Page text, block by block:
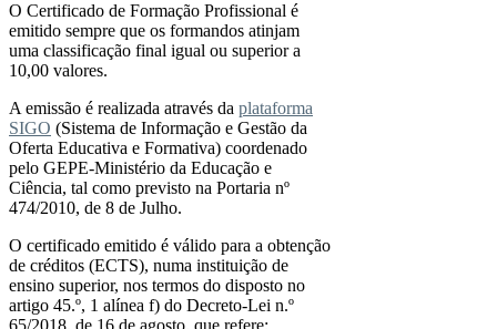
O Certificado de Formação Profissional é
emitido sempre que os formandos atinjam
uma classificação final igual ou superior a
10,00 valores.
A emissão é realizada através da plataforma
SIGO (Sistema de Informação e Gestão da
Oferta Educativa e Formativa) coordenado
pelo GEPE-Ministério da Educação e
Ciência, tal como previsto na Portaria nº
474/2010, de 8 de Julho.
O certificado emitido é válido para a obtenção
de créditos (ECTS), numa instituição de
ensino superior, nos termos do disposto no
artigo 45.º, 1 alínea f) do Decreto-Lei n.º